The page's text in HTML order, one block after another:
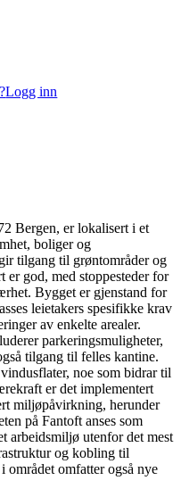
Logg inn
Bergen, er lokalisert i et
boliger og
tilgang til grøntområder og
god, med stoppesteder for
Bygget er gjenstand for
leietakers spesifikke krav
av enkelte arealer.
parkeringsmuligheter,
tilgang til felles kantine.
noe som bidrar til
er det implementert
miljøpåvirkning, herunder
på Fantoft anses som
arbeidsmiljø utenfor det mest
og kobling til
omfatter også nye